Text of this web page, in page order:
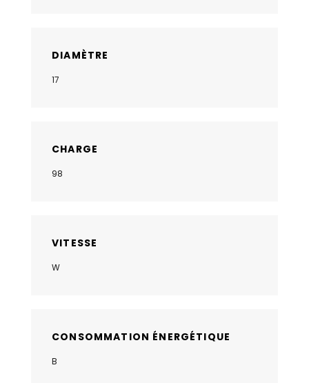
DIAMÈTRE
17
CHARGE
98
VITESSE
W
CONSOMMATION ÉNERGÉTIQUE
B